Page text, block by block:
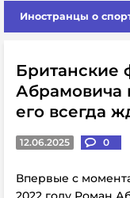
Иностранцы о
Британские
Абрамовича
его всегда
12.06.2025 0
Впервые с